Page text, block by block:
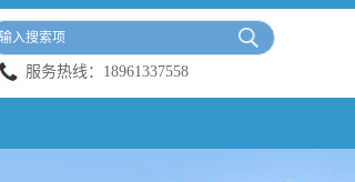
服务热线： 18961337558